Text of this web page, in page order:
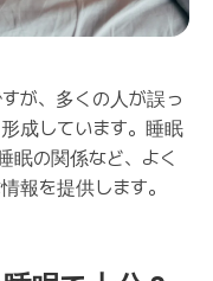
が、多くの人が誤っ
成しています。睡眠
眠の関係など、よく
報を提供します。